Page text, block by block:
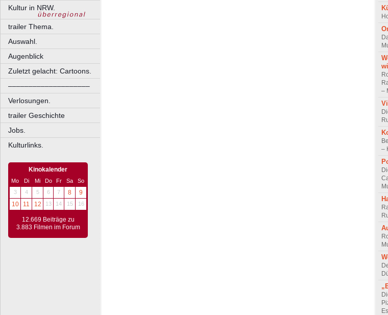
Kultur in NRW.
trailer Thema.
Auswahl.
Augenblick
Zuletzt gelacht: Cartoons.
––––––––––––––––––––
Verlosungen.
trailer Geschichte
Jobs.
Kulturlinks.
Kinokalender
Mo Di Mi Do Fr Sa
So
3
4 5 6 7 8
9
10
11 12 13 14 15 16
12.669 Beiträge zu
3.883 Filmen im Forum
–
–